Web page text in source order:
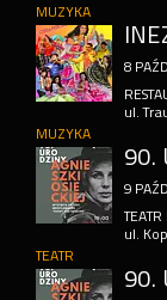
MUZYKA
8
ul.
MUZYKA
9
TEATR
ul.
TEATR